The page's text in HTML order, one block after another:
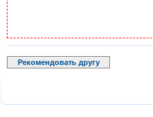
Рекомендовать другу